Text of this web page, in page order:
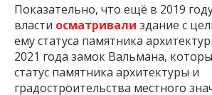
Показательно, что ещё в 2019
власти осматривали здание с
ему статуса памятника
2021 года замок Вальмана,
статус памятника архитектуры и
градостроительства местного